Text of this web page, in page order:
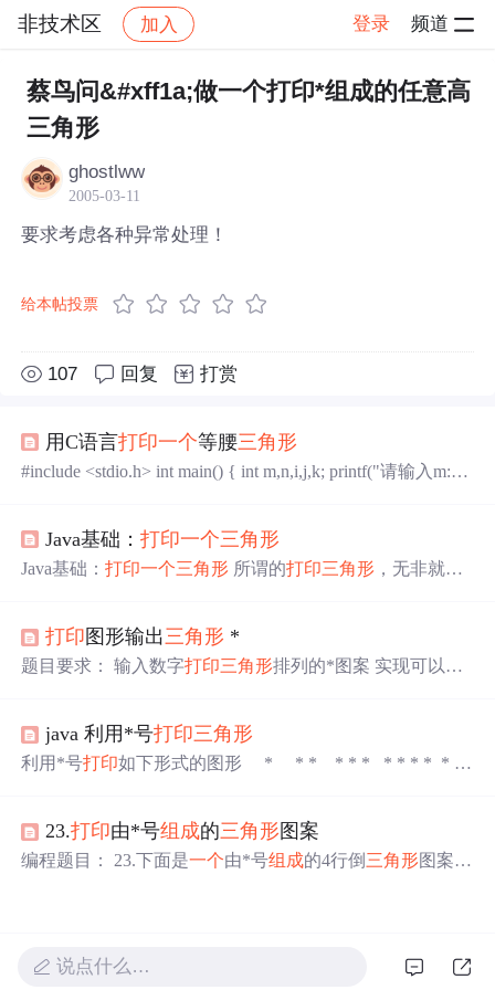
非技术区 加入 登录 频道
社区 非技术区 帖子详情
蔡鸟问&#xff1a;做一个打印*组成的任意高
三角形
ghostlww
2005-03-11
要求考虑各种异常处理！
给本帖投票
107 回复 打赏
用C语言打印一个等腰三角形
#include <stdio.h> int main() { int m,n,i,j,k; printf("请输入m:");
格 } n--; for(k=1;k<=i;k++)//打印
Java基础：打印一个三角形
Java基础：打印一个三角形 所谓的打印三角形 ，无非就是
首先我们来想想这个三角形是怎么实现的。我们常规接触
的到的三角形，可以是以下这种样式。 我们想要实现上面
放在了console的窗口里面，把它分割成四个部分，我们来
进行逐个打印。 我们通过一个
for循环作为外循环，功能是
确定我们要打印 三角
打印 图形输出三角形 *
题目要求： 输入数字打印三角形排列的*图案 实现可以多
函数输出题设要求即可。 分析：n为用户输入 第一行：n-1
个空格 1个* 第二行：n-2个空格 3个*(2×2-1) . . 第n行：n-n
java 利用*号打印三角形
利用*号打印如下形式的图形 * * * * * * * * * * * *
23.打印由*号组成的三角形 图案
编程题目： 23.下面是一个由*号组成的4行倒三角形图案。
m.calculation.exercise23; import java.util.Scanner; /** * 23.下面
是一个由*号组成
说点什么…